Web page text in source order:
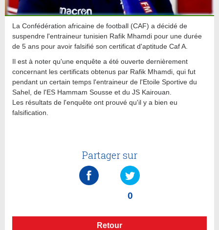
La Confédération africaine de football (CAF) a décidé de
suspendre l'entraineur tunisien Rafik Mhamdi pour une durée
de 5 ans pour avoir falsifié son certificat d'aptitude Caf A.
Il est à noter qu'une enquête a été ouverte dernièrement
concernant les certificats obtenus par Rafik Mhamdi, qui fut
pendant un certain temps l'entraineur de l'Etoile Sportive du
Sahel, de l'ES Hammam Sousse et du JS Kairouan.
Les résultats de l'enquête ont prouvé qu'il y a bien eu
falsification.
Partager sur
0
Retour